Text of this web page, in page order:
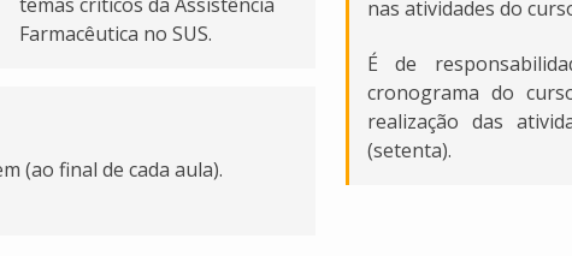
Farmacêutica no SUS.
(ao final de cada aula).
nas atividades do
É de
cronograma do
realização das
(setenta).